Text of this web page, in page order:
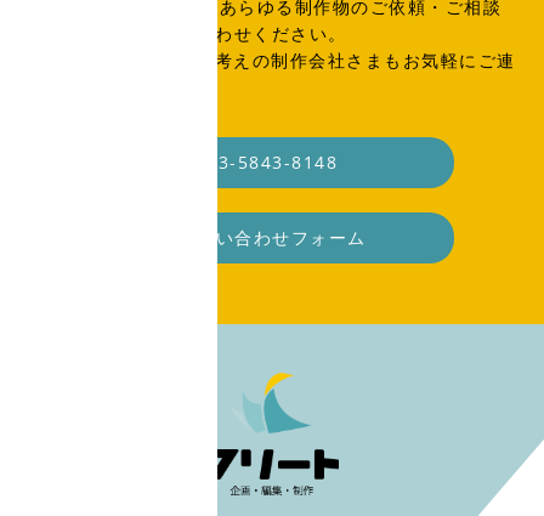
出版物、広告、WEB、あらゆる制作物のご依頼・ご相談
はこちらからお問い合わせください。
SOHO・業務委託をお考えの制作会社さまもお気軽にご連
03-5843-8148
お問い合わせフォーム